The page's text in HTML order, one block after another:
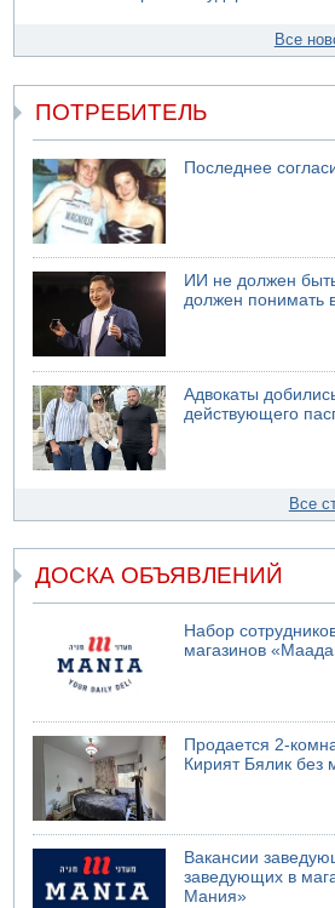
Все
ПОТРЕБИТЕЛЬ
Последнее
ИИ не должен
должен понимать
Адвокаты
действующего
Все
ДОСКА ОБЪЯВЛЕНИЙ
Набор
магазинов
Продается 2-
Кирият Бялик без
Вакансии
заведующих в
Мания»